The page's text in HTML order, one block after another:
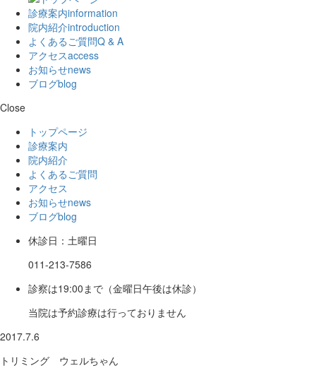
診療案内information
院内紹介introduction
よくあるご質問Q & A
アクセスaccess
お知らせnews
ブログblog
Close
トップページ
診療案内
院内紹介
よくあるご質問
アクセス
お知らせnews
ブログblog
休診日：土曜日
011-213-7586
診察は19:00まで（金曜日午後は休診）
当院は予約診療は行っておりません
2017.7.6
トリミング ウェルちゃん